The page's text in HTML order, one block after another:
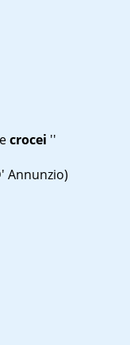
crocei ''
Annunzio)